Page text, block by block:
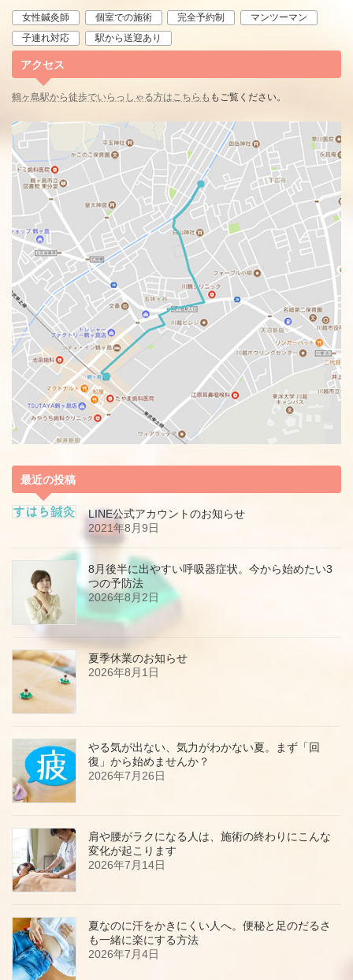
女性鍼灸師 個室での施術 完全予約制
マンツーマン
子連れ対応
駅から送迎あり
アクセス
鶴ヶ島駅から徒歩でいらっしゃる方はこちらも もご覧ください。
最近の投稿
LINE公式アカウントのお知らせ
2021年8月9日
8月後半に出やすい呼吸器症状。今から始めたい3
つの予防法
2026年8月2日
夏季休業のお知らせ
2026年8月1日
やる気が出ない、気力がわかない夏。まず「回
復」から始めませんか？
2026年7月26日
肩や腰がラクになる人は、施術の終わりにこんな
変化が起こります
2026年7月14日
夏なのに汗をかきにくい人へ。便秘と足のだるさ
も一緒に楽にする方法
2026年7月4日